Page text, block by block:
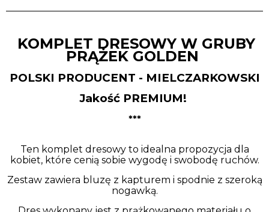
KOMPLET DRESOWY W GRUBY
PRĄŻEK GOLDEN
POLSKI PRODUCENT - MIELCZARKOWSKI
Jakość PREMIUM!
***
Ten komplet dresowy to idealna propozycja dla
kobiet, które cenią sobie wygodę i swobodę ruchów.
Zestaw zawiera bluzę z kapturem i spodnie z szeroką
nogawką.